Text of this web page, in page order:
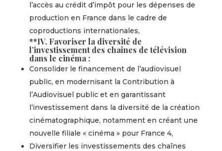
l’accès au crédit d’impôt pour les dépenses de
production en France dans le cadre de
coproductions internationales,
**IV. Favoriser la diversité de
l’investissement des chaînes de télévision
dans le cinéma :
Consolider le financement de l’audiovisuel
public, en modernisant la Contribution à
l’Audiovisuel public et en garantissant
l’investissement dans la diversité de la création
cinématographique, notamment en créant une
nouvelle filiale « cinéma » pour France 4,
Diversifier les investissements des chaînes